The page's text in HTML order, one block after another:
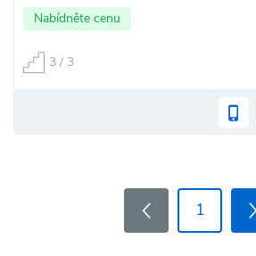
Nabídněte cenu
3 / 3
1